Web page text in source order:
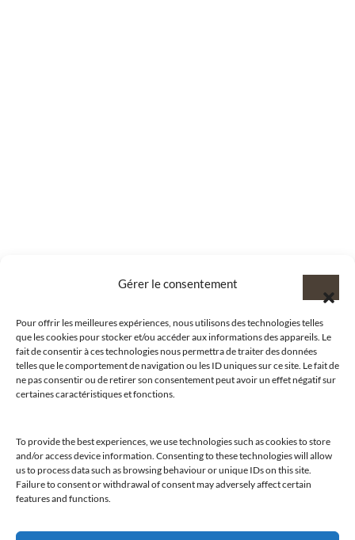
Gérer le consentement
Pour offrir les meilleures expériences, nous utilisons des technologies telles
que les cookies pour stocker et/ou accéder aux informations des appareils. Le
fait de consentir à ces technologies nous permettra de traiter des données
telles que le comportement de navigation ou les ID uniques sur ce site. Le fait de
ne pas consentir ou de retirer son consentement peut avoir un effet négatif sur
certaines caractéristiques et fonctions.
To provide the best experiences, we use technologies such as cookies to store
and/or access device information. Consenting to these technologies will allow
us to process data such as browsing behaviour or unique IDs on this site.
Failure to consent or withdrawal of consent may adversely affect certain
features and functions.